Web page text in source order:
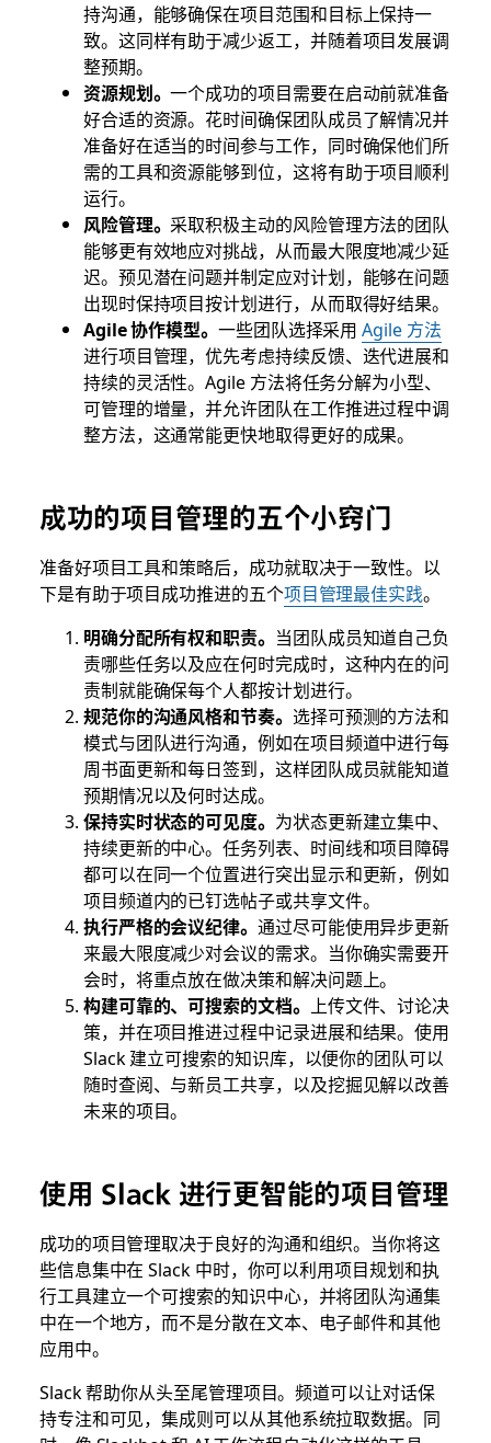
持沟通，能够确保在项目范围和目标上保持一
致。这同样有助于减少返工，并随着项目发展调
整预期。
资源规划。一个成功的项目需要在启动前就准备
好合适的资源。花时间确保团队成员了解情况并
准备好在适当的时间参与工作，同时确保他们所
需的工具和资源能够到位，这将有助于项目顺利
运行。
风险管理。 采取积极主动的风险管理方法的团队
能够更有效地应对挑战，从而最大限度地减少延
迟。预见潜在问题并制定应对计划，能够在问题
出现时保持项目按计划进行，从而取得好结果。
Agile 协作模型。 一些团队选择采用Agile 方法
进行项目管理，优先考虑持续反馈、迭代进展和
持续的灵活性。Agile 方法将任务分解为小型、
可管理的增量，并允许团队在工作推进过程中调
整方法，这通常能更快地取得更好的成果。
成功的项目管理的五个小窍门
准备好项目工具和策略后，成功就取决于一致性。以
下是有助于项目成功推进的五个项目管理最佳实践。
明确分配所有权和职责。 当团队成员知道自己负
责哪些任务以及应在何时完成时，这种内在的问
责制就能确保每个人都按计划进行。
规范你的沟通风格和节奏。 选择可预测的方法和
模式与团队进行沟通，例如在项目频道中进行每
周书面更新和每日签到，这样团队成员就能知道
预期情况以及何时达成。
保持实时状态的可见度。 为状态更新建立集中、
持续更新的中心。任务列表、时间线和项目障碍
都可以在同一个位置进行突出显示和更新，例如
项目频道内的已钉选帖子或共享文件。
执行严格的会议纪律。通过尽可能使用异步更新
来最大限度减少对会议的需求。当你确实需要开
会时，将重点放在做决策和解决问题上。
构建可靠的、可搜索的文档。 上传文件、讨论决
策，并在项目推进过程中记录进展和结果。使用
Slack 建立可搜索的知识库，以便你的团队可以
随时查阅、与新员工共享，以及挖掘见解以改善
未来的项目。
使用 Slack 进行更智能的项目管理
成功的项目管理取决于良好的沟通和组织。当你将这
些信息集中在 Slack 中时，你可以利用项目规划和执
行工具建立一个可搜索的知识中心，并将团队沟通集
中在一个地方，而不是分散在文本、电子邮件和其他
应用中。
Slack 帮助你从头至尾管理项目。频道可以让对话保
持专注和可见，集成则可以从其他系统拉取数据。同